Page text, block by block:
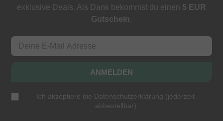
exklusive Deals. Als Dank bekommst du einen 5 EUR
Gutschein.
ANMELDEN
Ich akzeptiere die Datenschutzerklärung (jederzeit
abbestellbar)